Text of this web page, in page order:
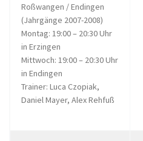
Roßwangen / Endingen
(Jahrgänge 2007-2008)
Montag: 19:00 – 20:30 Uhr
in Erzingen
Mittwoch: 19:00 – 20:30 Uhr
in Endingen
Trainer: Luca Czopiak,
Daniel Mayer, Alex Rehfuß